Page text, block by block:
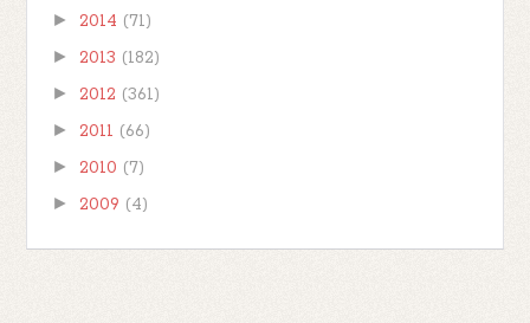
► 2014 (71)
► 2013 (182)
► 2012 (361)
► 2011 (66)
► 2010 (7)
► 2009 (4)